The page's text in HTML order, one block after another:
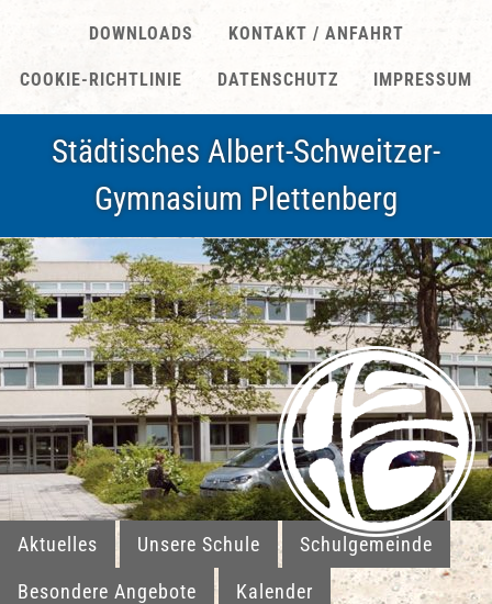
DOWNLOADS KONTAKT / ANFAHRT
COOKIE-RICHTLINIE DATENSCHUTZ IMPRESSUM
Städtisches Albert-Schweitzer-
Gymnasium Plettenberg
Aktuelles Unsere Schule Schulgemeinde
Besondere Angebote Kalender